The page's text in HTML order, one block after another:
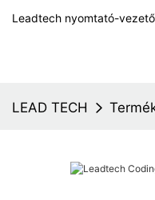
Leadtech nyomtató-
LEAD TECH